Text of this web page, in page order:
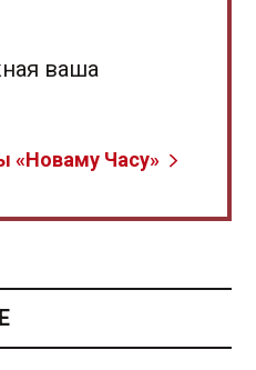
ваша
«Новаму Часу»